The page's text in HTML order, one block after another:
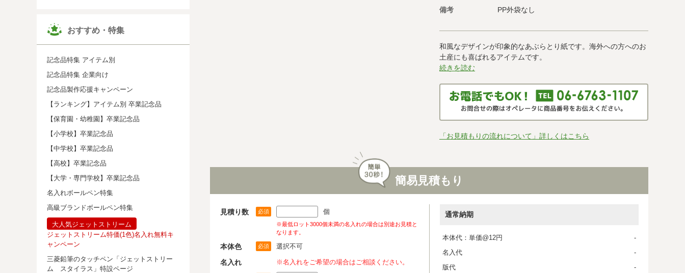
おすすめ・特集
記念品特集 アイテム別
記念品特集 企業向け
記念品製作応援キャンペーン
【ランキング】アイテム別 卒業記念品
【保育園・幼稚園】卒業記念品
【小学校】卒業記念品
【中学校】卒業記念品
【高校】卒業記念品
【大学・専門学校】卒業記念品
名入れボールペン特集
高級ブランドボールペン特集
大人気ジェットストリーム
ジェットストリーム特価(1色)名入れ無料キ
ャンペーン
三菱鉛筆のタッチペン「ジェットストリー
ム スタイラス」特設ページ
備考
PP外袋なし
和風なデザインが印象的なあぶらとり紙です。海外への方へのお
土産にも喜ばれるアイテムです。
続きを読む
「お見積もりの流れについて」詳しくはこちら
簡易見積もり
見積り数 必須 個
※最低ロット3000個未満の名入れの場合は別途お見積と
なります。
本体色 必須 選択不可
名入れ ※名入れをご希望の場合はご相談ください。
通常納期
本体代：単価@12円
-
名入代
-
版代
-